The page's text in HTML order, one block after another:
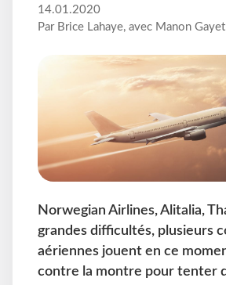
14.01.2020
Par Brice Lahaye, avec Manon Gayet
Norwegian Airlines, Alitalia,
grandes difficultés, plusieurs
aériennes jouent en ce
contre la montre pour tenter